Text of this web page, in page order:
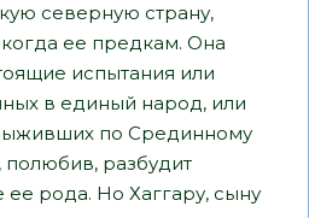
северную страну,
ее предкам. Она
испытания или
в единый народ, или
по Срединному
полюбив, разбудит
ее рода. Но Хаггару, сыну